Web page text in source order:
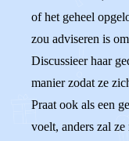
of het geheel
zou adviseren is
Discussieer haar
manier zodat ze
Praat ook als een
voelt, anders zal